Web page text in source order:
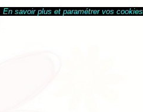
En savoir plus et paramétrer vos cookies